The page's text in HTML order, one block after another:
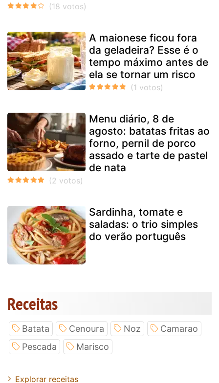
A maionese ficou fora
da geladeira? Esse é o
tempo máximo antes de
ela se tornar um risco
Menu diário, 8 de
agosto: batatas fritas ao
forno, pernil de porco
assado e tarte de pastel
de nata
Sardinha, tomate e
saladas: o trio simples
do verão português
Receitas
Batata Cenoura Noz
Camarao
Pescada
Marisco
Explorar receitas